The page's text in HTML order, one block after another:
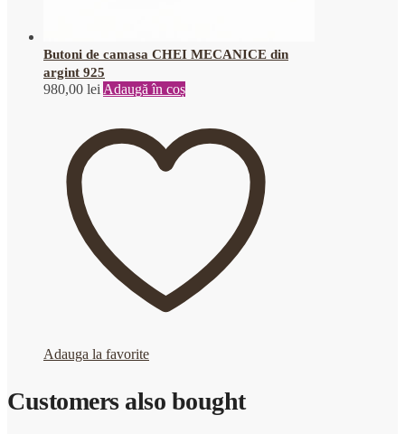
Butoni de camasa CHEI MECANICE din
argint 925
980,00 lei Adaugă în coș
Adauga la favorite
Customers also bought